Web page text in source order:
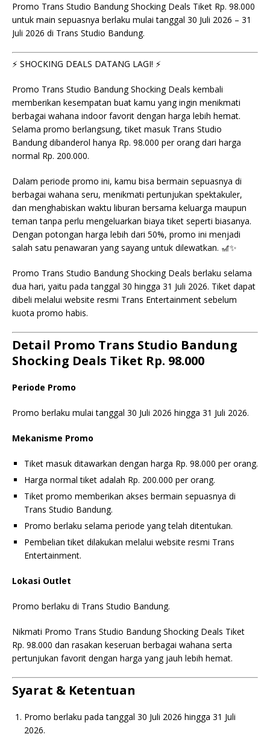
Promo Trans Studio Bandung Shocking Deals Tiket Rp. 98.000
untuk main sepuasnya berlaku mulai tanggal 30 Juli 2026 – 31
Juli 2026 di Trans Studio Bandung.
⚡ SHOCKING DEALS DATANG LAGI! ⚡
Promo Trans Studio Bandung Shocking Deals kembali
memberikan kesempatan buat kamu yang ingin menikmati
berbagai wahana indoor favorit dengan harga lebih hemat.
Selama promo berlangsung, tiket masuk Trans Studio
Bandung dibanderol hanya Rp. 98.000 per orang dari harga
normal Rp. 200.000.
Dalam periode promo ini, kamu bisa bermain sepuasnya di
berbagai wahana seru, menikmati pertunjukan spektakuler,
dan menghabiskan waktu liburan bersama keluarga maupun
teman tanpa perlu mengeluarkan biaya tiket seperti biasanya.
Dengan potongan harga lebih dari 50%, promo ini menjadi
salah satu penawaran yang sayang untuk dilewatkan. 🎢✨
Promo Trans Studio Bandung Shocking Deals berlaku selama
dua hari, yaitu pada tanggal 30 hingga 31 Juli 2026. Tiket dapat
dibeli melalui website resmi Trans Entertainment sebelum
kuota promo habis.
Detail Promo Trans Studio Bandung
Shocking Deals Tiket Rp. 98.000
Periode Promo
Promo berlaku mulai tanggal 30 Juli 2026 hingga 31 Juli 2026.
Mekanisme Promo
Tiket masuk ditawarkan dengan harga Rp. 98.000 per orang.
Harga normal tiket adalah Rp. 200.000 per orang.
Tiket promo memberikan akses bermain sepuasnya di
Trans Studio Bandung.
Promo berlaku selama periode yang telah ditentukan.
Pembelian tiket dilakukan melalui website resmi Trans
Entertainment.
Lokasi Outlet
Promo berlaku di Trans Studio Bandung.
Nikmati Promo Trans Studio Bandung Shocking Deals Tiket
Rp. 98.000 dan rasakan keseruan berbagai wahana serta
pertunjukan favorit dengan harga yang jauh lebih hemat.
Syarat & Ketentuan
Promo berlaku pada tanggal 30 Juli 2026 hingga 31 Juli
2026.